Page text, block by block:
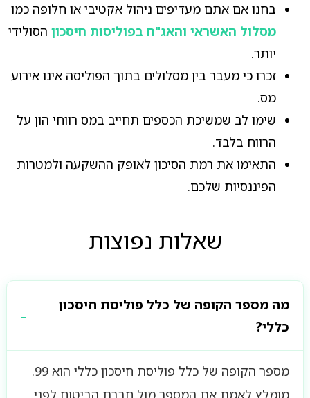
בחנו אם אתם מעדיפים ניהול אקטיבי או חלופה כמו
מסלול האשראי והאג"ח בפוליסות חיסכוןהסולידי
יותר.
זכרו כי מעבר בין מסלולים בתוך הפוליסה אינו אירוע
מס.
שימו לב שמשיכת הכספים תחייב במס רווחי הון על
הרווח בלבד.
התאימו את רמת הסיכון לאופק ההשקעה ולמטרות
הפיננסיות שלכם.
שאלות נפוצות
מה מספר הקופה של כלל פוליסת חיסכון
כללי?
מספר הקופה של כלל פוליסת חיסכון כללי הוא 99.
מומלץ לאמת את המספר מול חברת הביטוח לפני